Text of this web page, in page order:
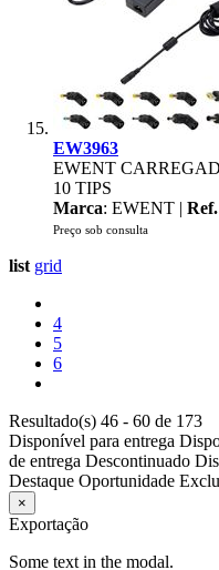
EW3963
EWENT
10 TIPS
Marca: EWENT |
Preço sob consulta
list grid
4
5
6
Resultado(s) 46 - 60 de 173
Disponível para entrega
de entrega Descontinuado
Destaque Oportunidade
×
Exportação
Some text in the modal.